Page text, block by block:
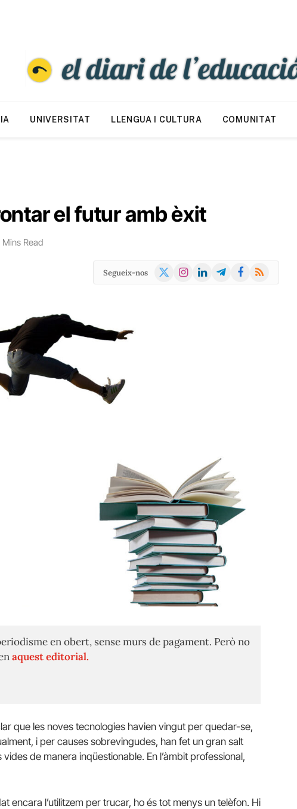
UNIVERSITAT LLENGUA I CULTURA COMUNITAT
el futur amb èxit
Read
Segueix-nos
X
Instagram
LinkedInTelegramFacebook
RSS
en obert, sense murs de pagament. Però no
aquest editorial.
que les noves tecnologies havien vingut per quedar-se,
i per causes sobrevingudes, han fet un gran salt
de manera inqüestionable. En l’àmbit professional,
encara l’utilitzem per trucar, ho és tot menys un telèfon. Hi